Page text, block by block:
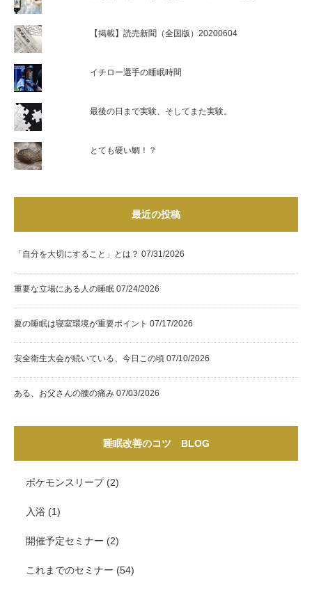
【掲載】読売新聞（全国版）20200604
イチロー選手の睡眠時間
最後の日まで実験、そしてまた実験。
とても硬い鯛！？
最近の投稿
「自分を大切にすること」とは？ 07/31/2026
重要な立場にある人の睡眠 07/24/2026
夏の睡眠は寝室環境が重要ポイント 07/17/2026
安全衛生大会が続いている、今日この頃 07/10/2026
ある、お父さんの腰の痛み 07/03/2026
睡眠改善のコツ BLOG
ポケモンスリープ(2)
入浴 (1)
開催予定セミナー (2)
これまでのセミナー (54)